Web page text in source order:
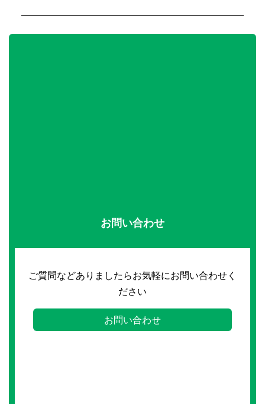
お問い合わせ
ご質問などありましたらお気軽にお問い合わせく
ださい
お問い合わせ